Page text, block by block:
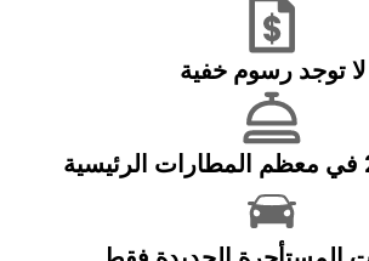
لا توجد رسوم خفية